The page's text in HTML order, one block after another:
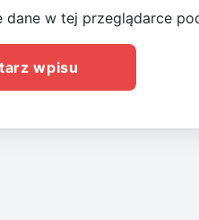
dane w tej przeglądarce